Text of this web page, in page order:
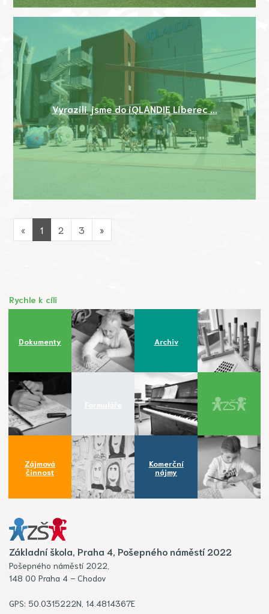
Vyrazili jsme do iQLANDIE Liberec ...
« 1 2 3 »
Rychle k cíli
Dokumenty Archiv
Zájmová
činnost
Komerční
nájmy
Základní škola, Praha 4, Pošepného náměstí 2022
Pošepného náměstí 2022,
148 00 Praha 4 – Chodov
GPS: 50.0315222N, 14.4814367E